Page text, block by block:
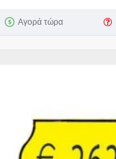
Αγορά τώρα